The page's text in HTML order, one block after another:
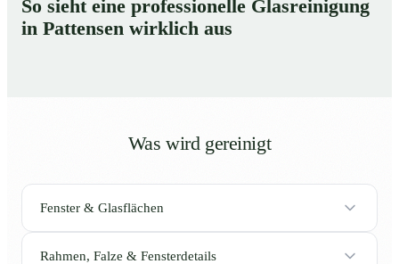
So sieht eine professionelle Glasreinigung
in Pattensen wirklich aus
Was wird gereinigt
Fenster & Glasflächen
Rahmen, Falze & Fensterdetails